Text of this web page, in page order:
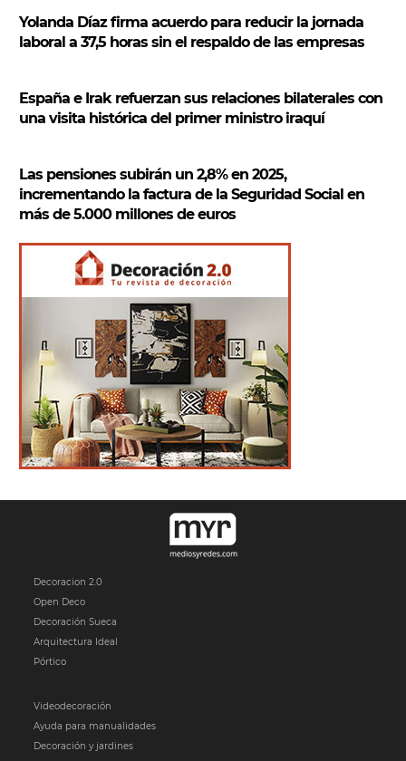
Yolanda Díaz firma acuerdo para reducir la jornada
laboral a 37,5 horas sin el respaldo de las empresas
España e Irak refuerzan sus relaciones bilaterales con
una visita histórica del primer ministro iraquí
Las pensiones subirán un 2,8% en 2025,
incrementando la factura de la Seguridad Social en
más de 5.000 millones de euros
Decoracion 2.0
Open Deco
Decoración Sueca
Arquitectura Ideal
Pórtico
Videodecoración
Ayuda para manualidades
Decoración y jardines